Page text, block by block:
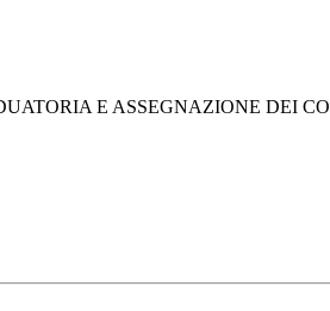
E ASSEGNAZIONE DEI